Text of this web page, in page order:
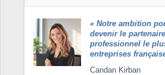
« Notre ambition
devenir le
professionnel le
entreprises
Candan Kirban